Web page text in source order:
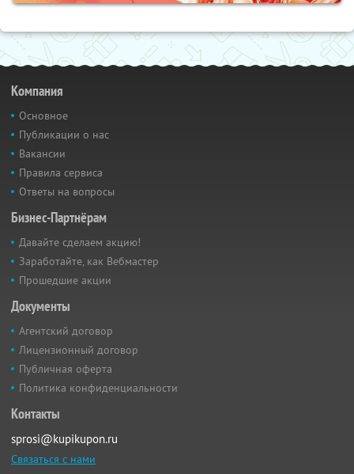
Компания
Основное
Публикации о нас
Вакансии
Правила сервиса
Ответы на вопросы
Бизнес-Партнёрам
Давайте сделаем акцию!
Заработайте, как Вебмастер
Прошедшие акции
Документы
Агентский договор
Лицензионный договор
Публичная оферта
Политика конфиденциальности
Контакты
sprosi@kupikupon.ru
Связаться с нами